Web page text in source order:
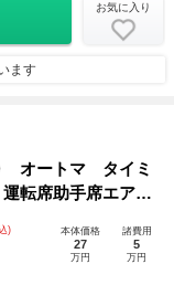
お気に入り
ます
オートマ タイミ
転席助手席エアバ
) 本体価格
27
万円
諸費用
5
万円